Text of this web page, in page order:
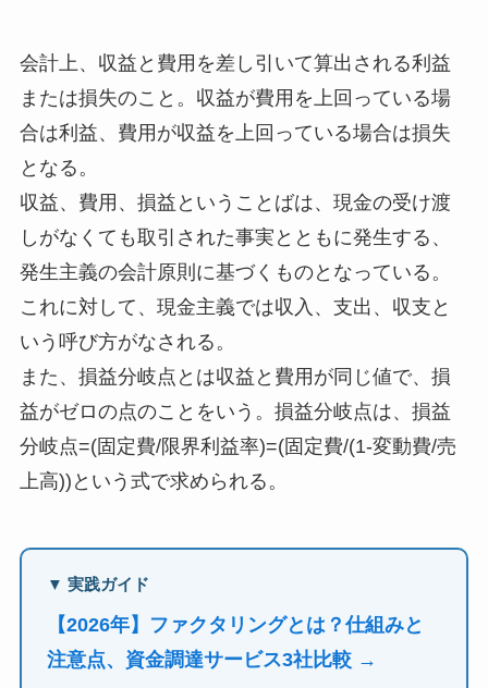
会計上、収益と費用を差し引いて算出される利益
または損失のこと。収益が費用を上回っている場
合は利益、費用が収益を上回っている場合は損失
となる。
収益、費用、損益ということばは、現金の受け渡
しがなくても取引された事実とともに発生する、
発生主義の会計原則に基づくものとなっている。
これに対して、現金主義では収入、支出、収支と
いう呼び方がなされる。
また、損益分岐点とは収益と費用が同じ値で、損
益がゼロの点のことをいう。損益分岐点は、損益
分岐点=(固定費/限界利益率)=(固定費/(1-変動費/売
上高))という式で求められる。
▼ 実践ガイド
【2026年】ファクタリングとは？仕組みと
注意点、資金調達サービス3社比較 →